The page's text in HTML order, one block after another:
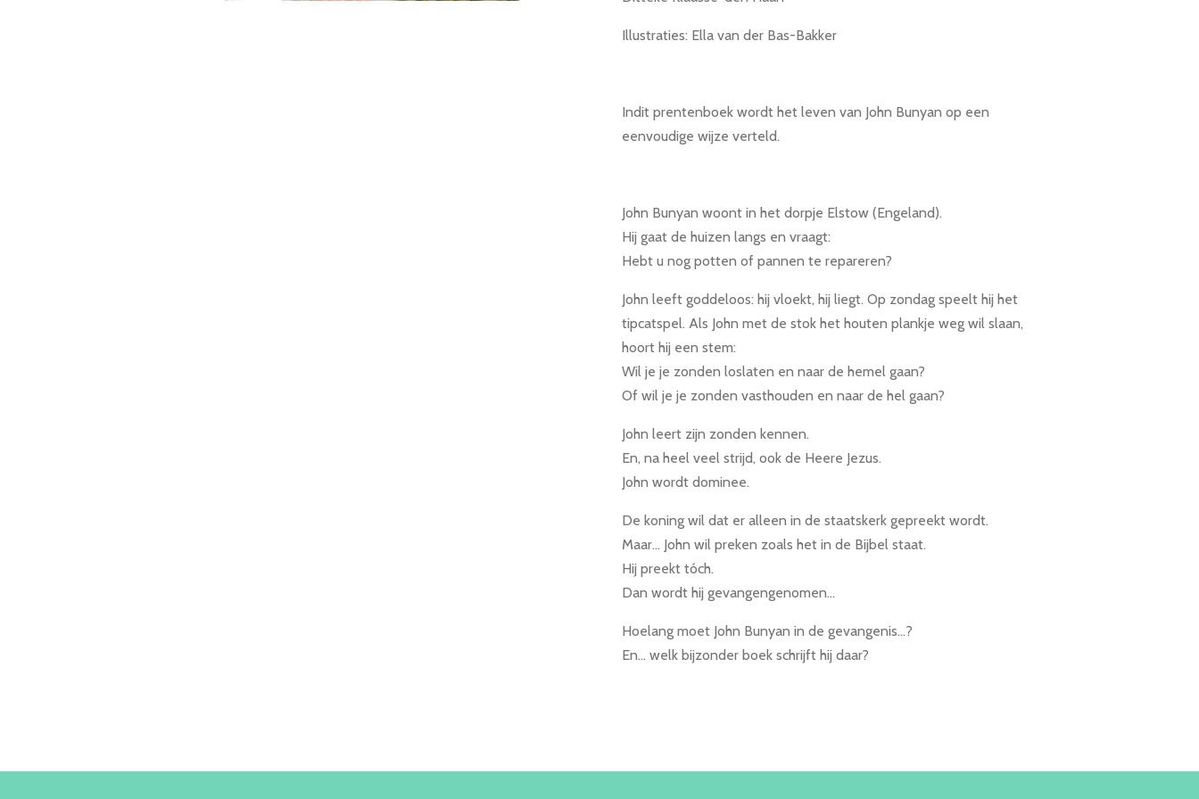
Illustraties: Ella van der Bas-Bakker
Indit prentenboek wordt het leven van John Bunyan op een
eenvoudige wijze verteld.
John Bunyan woont in het dorpje Elstow (Engeland).
Hij gaat de huizen langs en vraagt:
Hebt u nog potten of pannen te repareren?
John leeft goddeloos: hij vloekt, hij liegt. Op zondag speelt hij het
tipcatspel. Als John met de stok het houten plankje weg wil slaan,
hoort hij een stem:
Wil je je zonden loslaten en naar de hemel gaan?
Of wil je je zonden vasthouden en naar de hel gaan?
John leert zijn zonden kennen.
En, na heel veel strijd, ook de Heere Jezus.
John wordt dominee.
De koning wil dat er alleen in de staatskerk gepreekt wordt.
Maar... John wil preken zoals het in de Bijbel staat.
Hij preekt tóch.
Dan wordt hij gevangengenomen...
Hoelang moet John Bunyan in de gevangenis...?
En... welk bijzonder boek schrijft hij daar?